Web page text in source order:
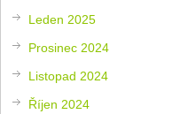
Leden 2025
Prosinec 2024
Listopad 2024
Říjen 2024